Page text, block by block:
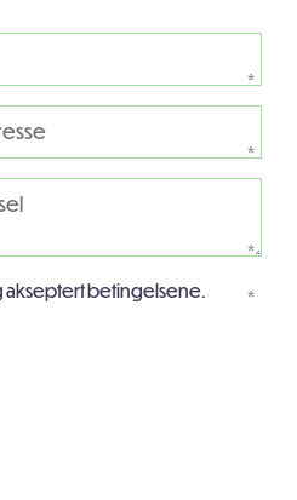
*
*
*
akseptert betingelsene. *